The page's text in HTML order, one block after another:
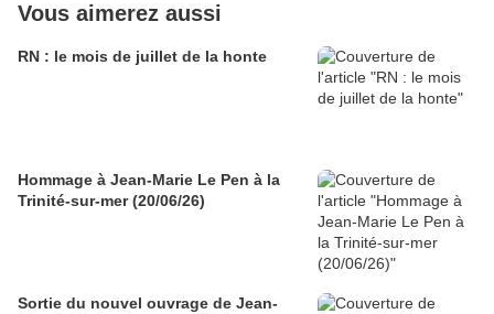
Vous aimerez aussi
RN : le mois de juillet de la honte
Hommage à Jean-Marie Le Pen à la
Trinité-sur-mer (20/06/26)
Sortie du nouvel ouvrage de Jean-